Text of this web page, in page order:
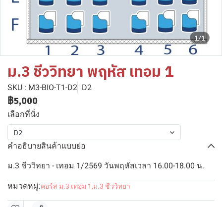
1/1
ม.3 ชีววิทยา พฤหัส เทอม 1
SKU : M3-BIO-T1-D2 D2
฿5,000
เลือกที่นั่ง
D2
คำอธิบายสินค้าแบบย่อ
ม.3 ชีววิทยา - เทอม 1/2569 วันพฤหัสเวลา 16.00-18.00 น.
หมวดหมู่:คอร์ส ม.3 เทอม 1 ,ม.3 ชีววิทยา